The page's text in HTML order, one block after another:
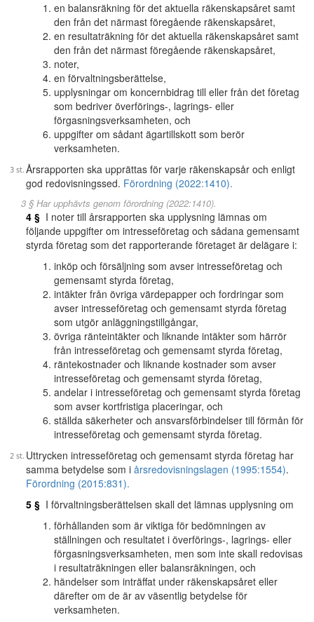
en balansräkning för det aktuella räkenskapsåret samt
den från det närmast föregående räkenskapsåret,
en resultaträkning för det aktuella räkenskapsåret samt
den från det närmast föregående räkenskapsåret,
noter,
en förvaltningsberättelse,
upplysningar om koncernbidrag till eller från det företag
som bedriver överförings-, lagrings- eller
förgasningsverksamheten, och
uppgifter om sådant ägartillskott som berör
verksamheten.
Årsrapporten ska upprättas för varje räkenskapsår och enligt
god redovisningssed. Förordning (2022:1410).
3 § Har upphävts genom förordning (2022:1410).
4 § I noter till årsrapporten ska upplysning lämnas om
följande uppgifter om intresseföretag och sådana gemensamt
styrda företag som det rapporterande företaget är delägare i:
inköp och försäljning som avser intresseföretag och
gemensamt styrda företag,
intäkter från övriga värdepapper och fordringar som
avser intresseföretag och gemensamt styrda företag
som utgör anläggningstillgångar,
övriga ränteintäkter och liknande intäkter som härrör
från intresseföretag och gemensamt styrda företag,
räntekostnader och liknande kostnader som avser
intresseföretag och gemensamt styrda företag,
andelar i intresseföretag och gemensamt styrda företag
som avser kortfristiga placeringar, och
ställda säkerheter och ansvarsförbindelser till förmån för
intresseföretag och gemensamt styrda företag.
Uttrycken intresseföretag och gemensamt styrda företag har
samma betydelse som i årsredovisningslagen (1995:1554).
Förordning (2015:831).
5 § I förvaltningsberättelsen skall det lämnas upplysning om
förhållanden som är viktiga för bedömningen av
ställningen och resultatet i överförings-, lagrings- eller
förgasningsverksamheten, men som inte skall redovisas
i resultaträkningen eller balansräkningen, och
händelser som inträffat under räkenskapsåret eller
därefter om de är av väsentlig betydelse för
verksamheten.